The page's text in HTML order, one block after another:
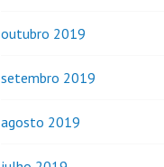
outubro 2019
setembro 2019
agosto 2019